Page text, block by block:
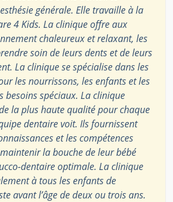
générale. Elle travaille à la
4 Kids. La clinique offre aux
chaleureux et relaxant, les
soin de leurs dents et de leurs
La clinique se spécialise dans les
les nourrissons, les enfants et les
besoins spéciaux. La clinique
la plus haute qualité pour chaque
dentaire voit. Ils fournissent
et les compétences
la bouche de leur bébé
dentaire optimale. La clinique
à tous les enfants de
avant l’âge de deux ou trois ans.